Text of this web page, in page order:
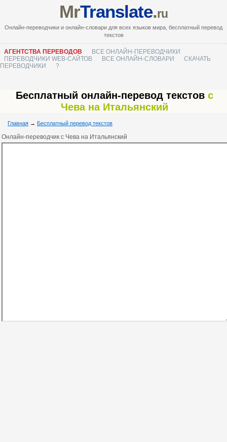
MrTranslate.ru
Онлайн-переводчики и онлайн-словари для всех языков мира, бесплатный перевод
текстов
АГЕНТСТВА ПЕРЕВОДОВ
ВСЕ ОНЛАЙН-ПЕРЕВОДЧИКИ
ПЕРЕВОДЧИКИ WEB-САЙТОВ
ВСЕ ОНЛАЙН-СЛОВАРИ
СКАЧАТЬ
ПЕРЕВОДЧИКИ
?
Бесплатный онлайн-перевод текстов с
Чева на Итальянский
Главная → Бесплатный перевод текстов
Онлайн-переводчик с Чева на Итальянский